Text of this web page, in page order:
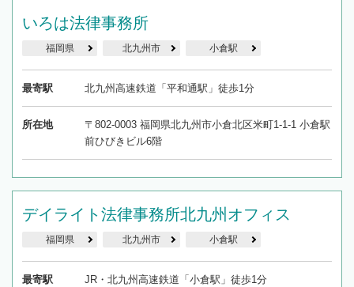
いろは法律事務所
福岡県 北九州市 小倉駅
最寄駅 北九州高速鉄道「平和通駅」徒歩1分
所在地
〒802-0003 福岡県北九州市小倉北区米町1-1-1 小倉駅
前ひびきビル6階
デイライト法律事務所北九州オフィス
福岡県 北九州市 小倉駅
最寄駅 JR・北九州高速鉄道「小倉駅」徒歩1分